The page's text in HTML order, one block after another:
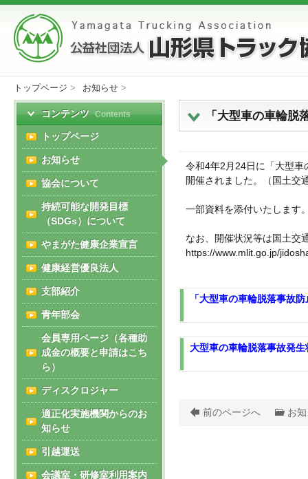
トップページ > お知らせ >
「大型車の車輪
令和4年2月24日に「大型車
開催されました。（国土交
一部資料を添付いたします
なお、開催状況等は国土交
https://www.mlit.go.jp/
「大型車の車輪脱落事故
大型車の車輪脱落事故発
前のページへ お
コンテンツ Contents
トップページ
お知らせ
協会について
持続可能な開発目標
（SDGs）について
やまがた健康企業宣言
健康経営優良法人
支部紹介
青年部会
会員専用ページ（各種助
成金の概要と申請はこち
ら）
ディスクロジャー
適正化実施機関からのお
知らせ
引越運送
会議室・研修室利用案内